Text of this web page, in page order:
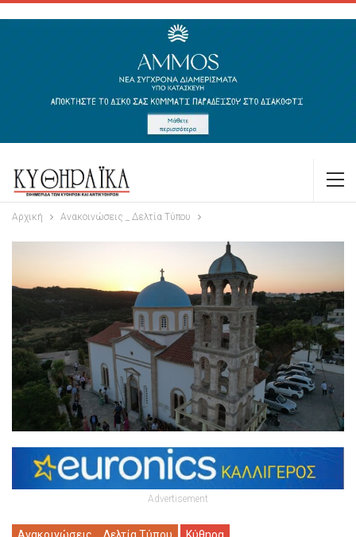
Αρχική Ανακοινώσεις _ Δελτία Τύπου
Advertisement
Ανακοινώσεις _ Δελτία Τύπου Κύθηρα